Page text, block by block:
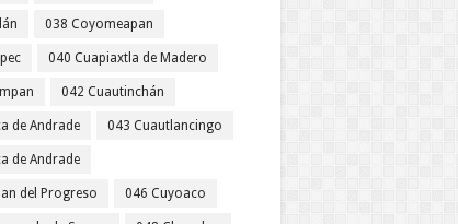
038 Coyomeapan
040 Cuapiaxtla de Madero
042 Cuautinchán
de Andrade 043 Cuautlancingo
de Andrade
del Progreso 046 Cuyoaco